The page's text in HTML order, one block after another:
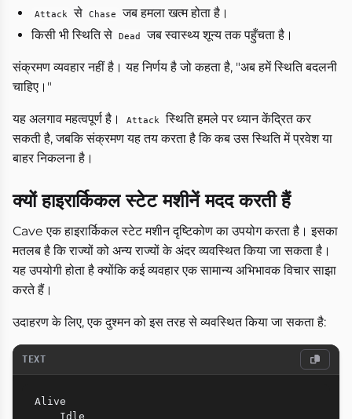
Attack से Chase जब हमला खत्म होता है।
किसी भी स्थिति से Dead जब स्वास्थ्य शून्य तक पहुँचता है।
संक्रमण व्यवहार नहीं है। यह निर्णय है जो कहता है, "अब हमें स्थिति बदलनी
चाहिए।"
यह अलगाव महत्वपूर्ण है। Attack स्थिति हमले पर ध्यान केंद्रित कर
सकती है, जबकि संक्रमण यह तय करता है कि कब उस स्थिति में प्रवेश या
बाहर निकलना है।
क्यों हाइरार्किकल स्टेट मशीनें मदद करती हैं
Cave एक हाइरार्किकल स्टेट मशीन दृष्टिकोण का उपयोग करता है। इसका
मतलब है कि राज्यों को अन्य राज्यों के अंदर व्यवस्थित किया जा सकता है।
यह उपयोगी होता है क्योंकि कई व्यवहार एक सामान्य अभिभावक विचार साझा
करते हैं।
उदाहरण के लिए, एक दुश्मन को इस तरह से व्यवस्थित किया जा सकता है:
TEXT
Alive